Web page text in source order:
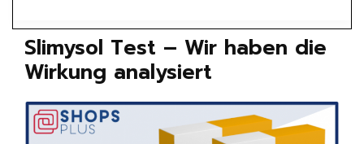
Slimysol Test – Wir haben die
Wirkung analysiert